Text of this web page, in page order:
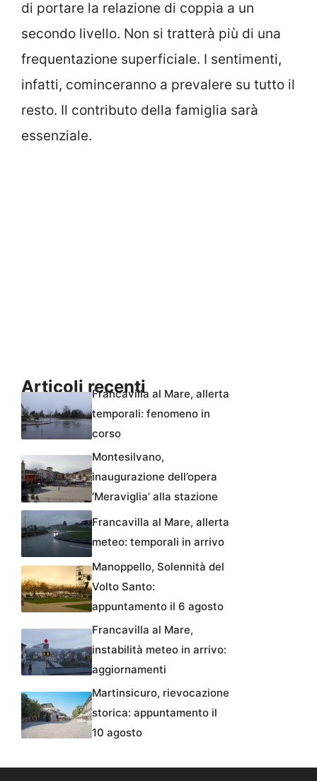
di portare la relazione di coppia a un
secondo livello. Non si tratterà più di una
frequentazione superficiale. I sentimenti,
infatti, cominceranno a prevalere su tutto il
resto. Il contributo della famiglia sarà
essenziale.
Articoli recentiFrancavilla al Mare, allerta
temporali: fenomeno in
corso
Montesilvano,
inaugurazione dell’opera
‘Meraviglia’ alla stazione
Francavilla al Mare, allerta
meteo: temporali in arrivo
Manoppello, Solennità del
Volto Santo:
appuntamento il 6 agosto
Francavilla al Mare,
instabilità meteo in arrivo:
aggiornamenti
Martinsicuro, rievocazione
storica: appuntamento il
10 agosto